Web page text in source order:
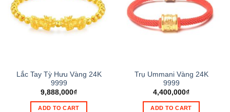
Lắc Tay Tỳ Hưu Vàng 24K
9999
9,888,000₫
ADD TO CART
Trụ Ummani Vàng 24K
9999
4,400,000₫
ADD TO CART